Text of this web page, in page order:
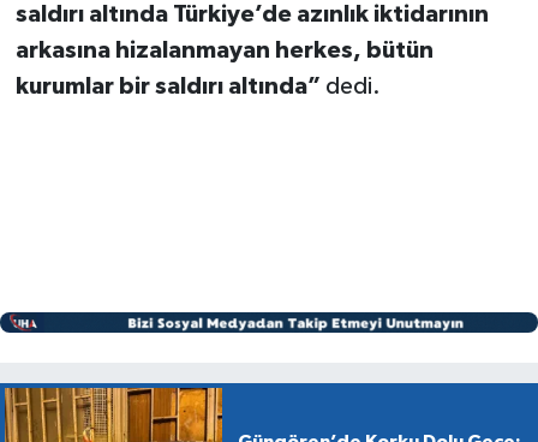
saldırı altında Türkiye’de azınlık iktidarının
arkasına hizalanmayan herkes, bütün
kurumlar bir saldırı altında” dedi.